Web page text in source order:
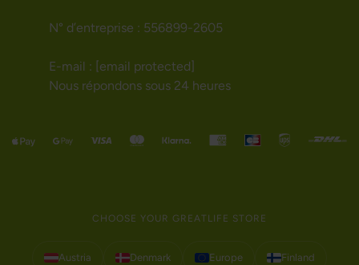
N° d’entreprise : 556899-2605
E-mail : [email protected]
Nous répondons sous 24 heures
CHOOSE YOUR GREATLIFE STORE
Austria Denmark Europe Finland